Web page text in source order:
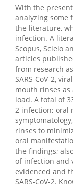
With the
analyzing some
the literature,
infection. A
Scopus, Scielo
articles
from research
SARS-CoV-2,
mouth rinses
load. A total of
2 infection; oral
rinses to
oral
the findings;
of infection and
evidenced and
SARS-CoV-2.